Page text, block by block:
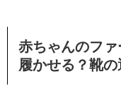
赤ちゃんのフ
履かせる？靴